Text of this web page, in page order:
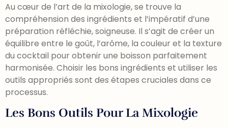
Au cœur de l’art de la mixologie, se trouve la
compréhension des ingrédients et l’impératif d’une
préparation réfléchie, soigneuse. Il s’agit de créer un
équilibre entre le goût, l’arôme, la couleur et la texture
du cocktail pour obtenir une boisson parfaitement
harmonisée. Choisir les bons ingrédients et utiliser les
outils appropriés sont des étapes cruciales dans ce
processus.
Les Bons Outils Pour La Mixologie